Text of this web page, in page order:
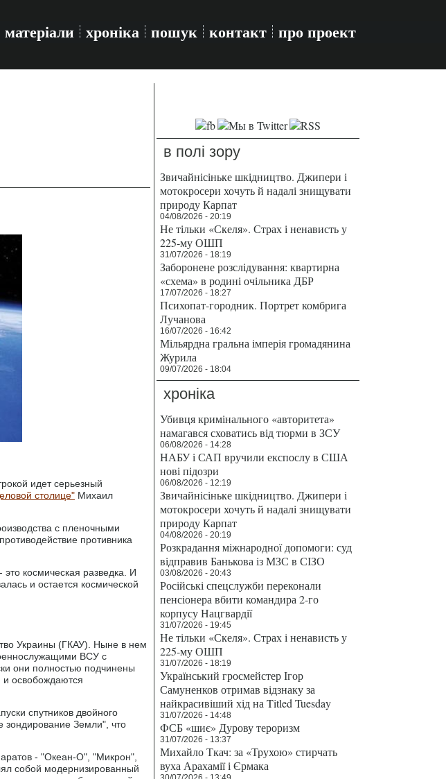
матеріали хроніка пошук контакт про проект
идет серьезный
столице" Михаил
с пленочными
противника
космическая разведка. И
и остается космической
Украины (ГКАУ). Ныне в нем
ВСУ с
они полностью подчинены
и освобождаются
спутников двойного
зондирование Земли", что
- "Океан-О", "Микрон",
собой модернизированный
в полі зору
Звичайнісіньке шкідництво. Джипери і
мотокросери хочуть й надалі знищувати
природу Карпат
04/08/2026 - 20:19
Не тільки «Скеля». Страх і ненависть у
225-му ОШП
31/07/2026 - 18:19
Заборонене розслідування: квартирна
«схема» в родині очільника ДБР
17/07/2026 - 18:27
Психопат-городник. Портрет комбрига
Лучанова
16/07/2026 - 16:42
Мільярдна гральна імперія громадянина
Журила
09/07/2026 - 18:04
хроніка
Убивця кримінального «авторитета»
намагався сховатись від тюрми в ЗСУ
06/08/2026 - 14:28
НАБУ і САП вручили експослу в США
нові підозри
06/08/2026 - 12:19
Звичайнісіньке шкідництво. Джипери і
мотокросери хочуть й надалі знищувати
природу Карпат
04/08/2026 - 20:19
Розкрадання міжнародної допомоги: суд
відправив Банькова із МЗС в СІЗО
03/08/2026 - 20:43
Російські спецслужби переконали
пенсіонера вбити командира 2-го
корпусу Нацгвардії
31/07/2026 - 19:45
Не тільки «Скеля». Страх і ненависть у
225-му ОШП
31/07/2026 - 18:19
Український гросмейстер Ігор
Самуненков отримав відзнаку за
найкрасивіший хід на Titled Tuesday
31/07/2026 - 14:48
ФСБ «шиє» Дурову тероризм
31/07/2026 - 13:37
Михайло Ткач: за «Трухою» стирчать
вуха Арахамії і Єрмака